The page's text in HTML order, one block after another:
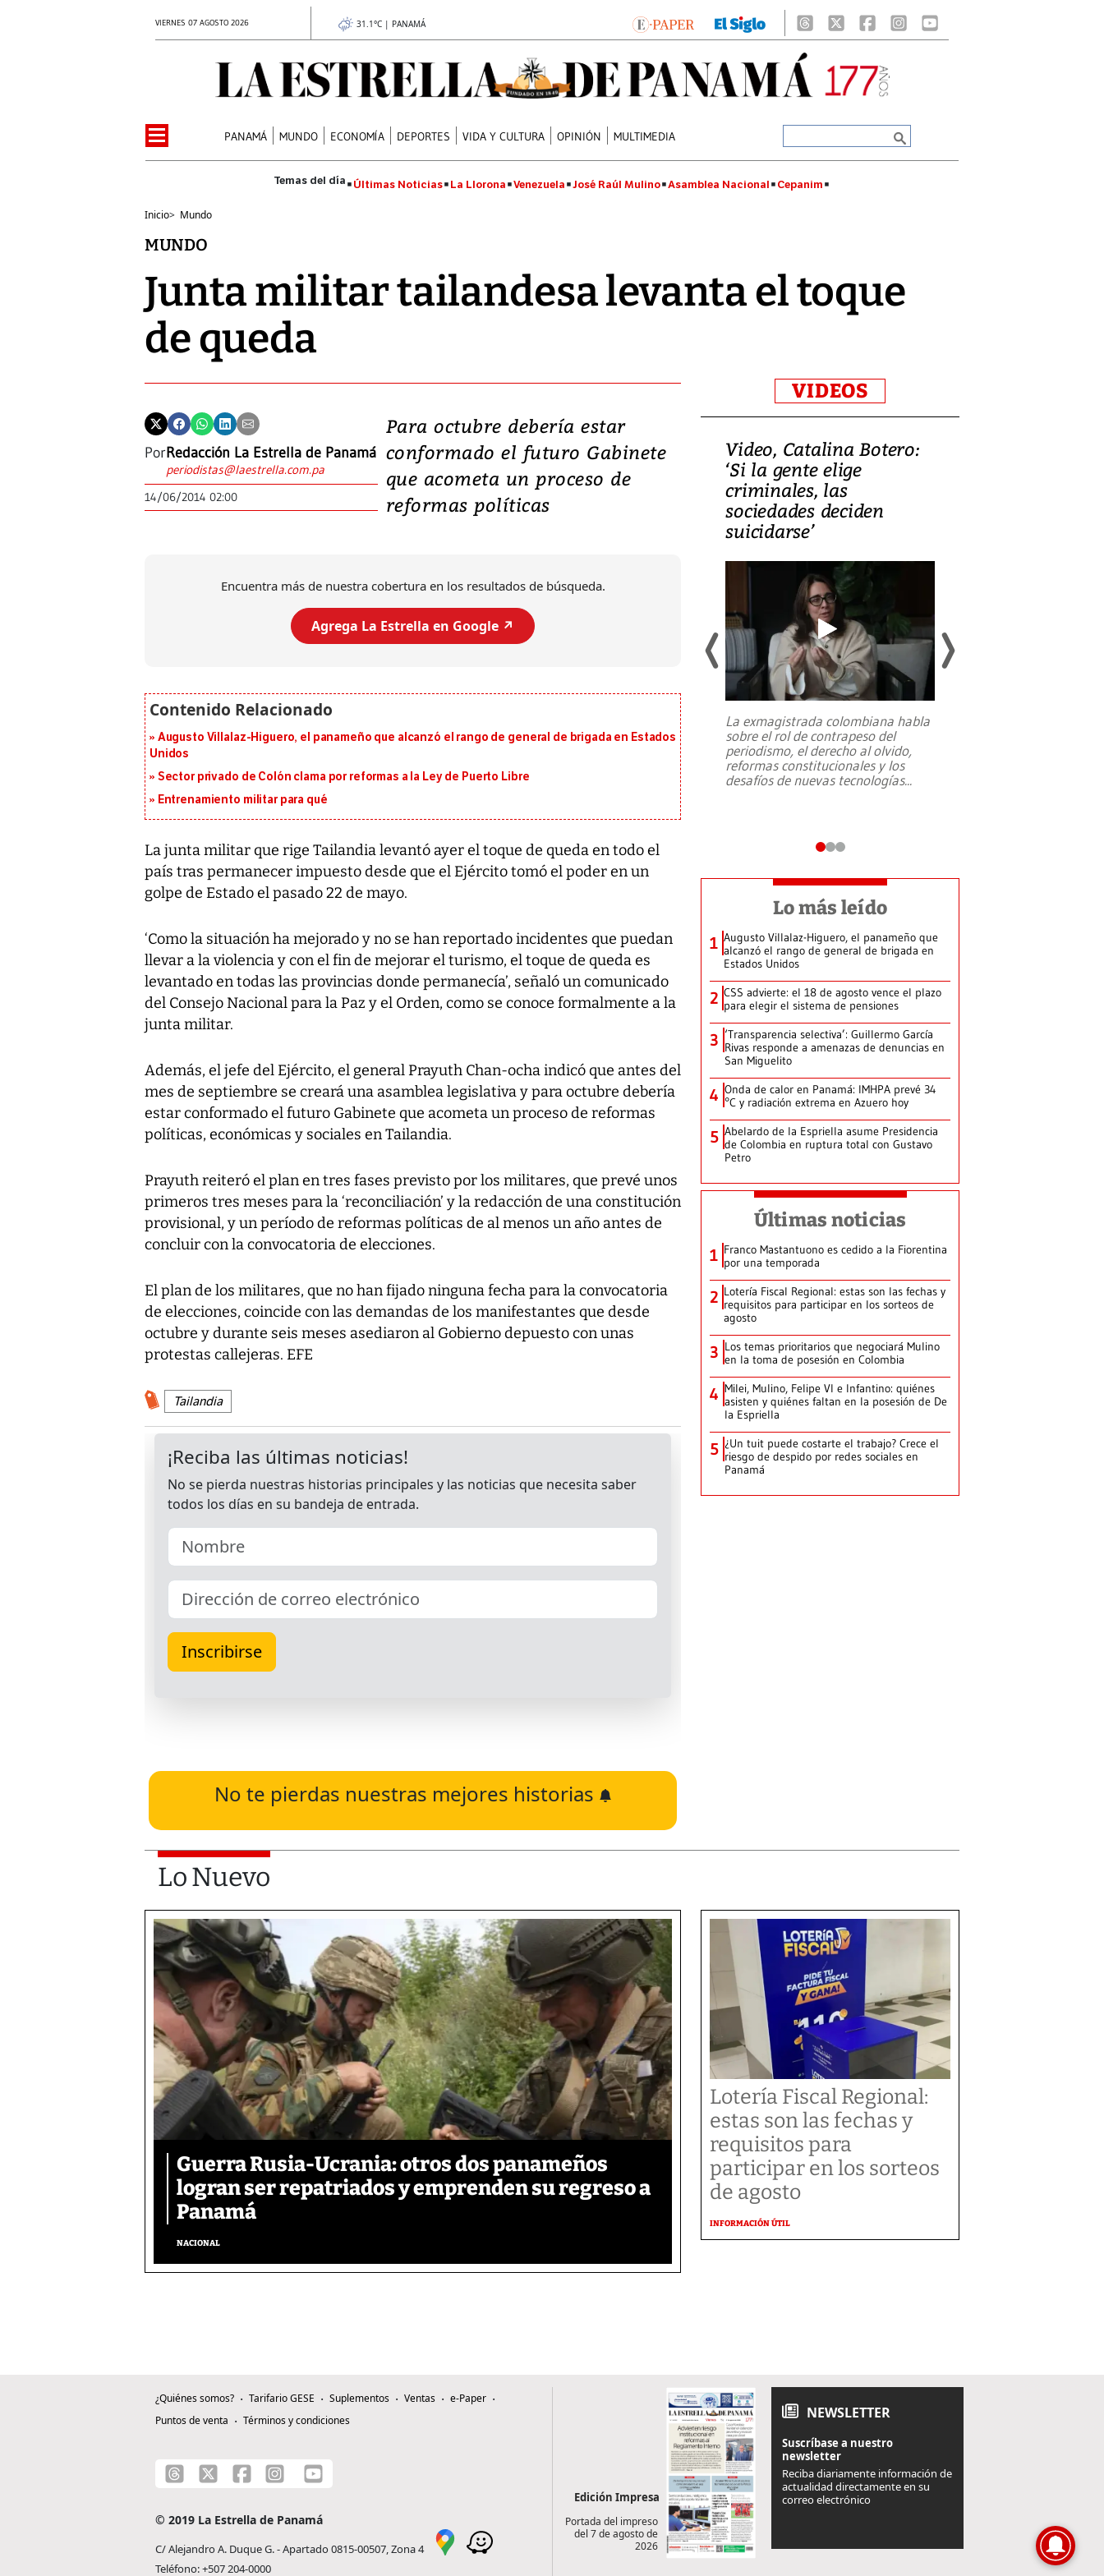
VIERNES 07 AGOSTO 2026 31.1°C | PANAMÁ
PANAMÁ MUNDO ECONOMÍA DEPORTES VIDA Y CULTURA OPINIÓN MULTIMEDIA
Últimas Noticias La Llorona Venezuela José Raúl Mulino Asamblea Nacional Cepanim
Inicio> Mundo
MUNDO
Junta militar tailandesa levanta el toque
de queda
PorRedacción La Estrella de Panamá
periodistas@laestrella.com.pa
14/06/2014 02:00
Para octubre debería estar
conformado el futuro Gabinete
que acometa un proceso de
reformas políticas
Encuentra más de nuestra cobertura en los resultados de búsqueda.
Agrega La Estrella en Google ↗️
Augusto Villalaz-Higuero, el panameño que alcanzó el rango de general de brigada en Estados
Unidos
Sector privado de Colón clama por reformas a la Ley de Puerto Libre
Entrenamiento militar para qué
La junta militar que rige Tailandia levantó ayer el toque de queda en todo el
país tras permanecer impuesto desde que el Ejército tomó el poder en un
golpe de Estado el pasado 22 de mayo.
‘Como la situación ha mejorado y no se han reportado incidentes que puedan
llevar a la violencia y con el fin de mejorar el turismo, el toque de queda es
levantado en todas las provincias donde permanecía’, señaló un comunicado
del Consejo Nacional para la Paz y el Orden, como se conoce formalmente a la
junta militar.
Además, el jefe del Ejército, el general Prayuth Chan-ocha indicó que antes del
mes de septiembre se creará una asamblea legislativa y para octubre debería
estar conformado el futuro Gabinete que acometa un proceso de reformas
políticas, económicas y sociales en Tailandia.
Prayuth reiteró el plan en tres fases previsto por los militares, que prevé unos
primeros tres meses para la ‘reconciliación’ y la redacción de una constitución
provisional, y un período de reformas políticas de al menos un año antes de
concluir con la convocatoria de elecciones.
El plan de los militares, que no han fijado ninguna fecha para la convocatoria
de elecciones, coincide con las demandas de los manifestantes que desde
octubre y durante seis meses asediaron al Gobierno depuesto con unas
protestas callejeras. EFE
Tailandia
No te pierdas nuestras mejores historias
VIDEOS
Video, Japón: Terremoto
deja heridos y graves
daños en Kumamoto
7,1 se registró este martes 28 de
emergencia de gran...
Video, Catalina Botero:
‘Si la gente elige
criminales, las
sociedades deciden
suicidarse’
La exmagistrada colombiana habla
sobre el rol de contrapeso del
periodismo, el derecho al olvido,
reformas constitucionales y los
desafíos de nuevas tecnologías...
Lo más leído
1 Augusto Villalaz-Higuero, el panameño que
alcanzó el rango de general de brigada en
Estados Unidos
2 CSS advierte: el 18 de agosto vence el plazo
para elegir el sistema de pensiones
3 ‘Transparencia selectiva’: Guillermo García
Rivas responde a amenazas de denuncias en
San Miguelito
4 Onda de calor en Panamá: IMHPA prevé 34
°C y radiación extrema en Azuero hoy
5 Abelardo de la Espriella asume Presidencia
de Colombia en ruptura total con Gustavo
Petro
Últimas noticias
1 Franco Mastantuono es cedido a la Fiorentina
por una temporada
2 Lotería Fiscal Regional: estas son las fechas y
requisitos para participar en los sorteos de
agosto
3 Los temas prioritarios que negociará Mulino
en la toma de posesión en Colombia
4 Milei, Mulino, Felipe VI e Infantino: quiénes
asisten y quiénes faltan en la posesión de De
la Espriella
5 ¿Un tuit puede costarte el trabajo? Crece el
riesgo de despido por redes sociales en
Panamá
Lo Nuevo
Guerra Rusia-Ucrania: otros dos panameños
logran ser repatriados y emprenden su regreso a
Panamá
NACIONAL
Lotería Fiscal Regional:
estas son las fechas y
requisitos para
participar en los sorteos
de agosto
INFORMACIÓN ÚTIL
¿Quiénes somos? Tarifario GESE Suplementos Ventas
e-Paper
Puntos de venta
Términos y condiciones
© 2019 La Estrella de Panamá
C/ Alejandro A. Duque G. - Apartado 0815-00507, Zona 4
Teléfono: +507 204-0000
Edición Impresa
Portada del impreso
del 7 de agosto de
2026
NEWSLETTER
Suscríbase a nuestro
newsletter
Reciba diariamente información de
actualidad directamente en su
correo electrónico